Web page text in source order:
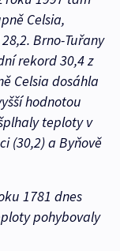
Celsia,
Brno-Tuřany
rekord 30,4 z
Celsia dosáhla
hodnotou
teploty v
(30,2) a Byňově
1781 dnes
pohybovaly